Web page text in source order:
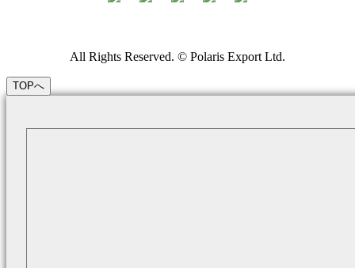
All Rights Reserved. © Polaris Export Ltd.
TOPへ